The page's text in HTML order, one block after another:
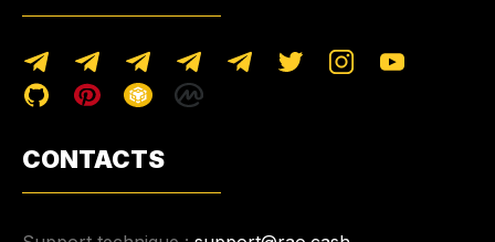
CONTACTS